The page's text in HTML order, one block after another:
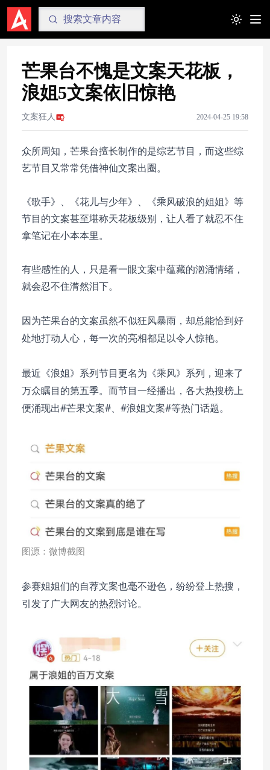
Toggle
芒果台不愧是文案天花板，
浪姐5文案依旧惊艳
文案狂人 2024-04-25 19:58
众所周知，芒果台擅长制作的是综艺节目，而这些综
艺节目又常常凭借神仙文案出圈。
《歌手》、《花儿与少年》、《乘风破浪的姐姐》等
节目的文案甚至堪称天花板级别，让人看了就忍不住
拿笔记在小本本里。
有些感性的人，只是看一眼文案中蕴藏的汹涌情绪，
就会忍不住潸然泪下。
因为芒果台的文案虽然不似狂风暴雨，却总能恰到好
处地打动人心，每一次的亮相都足以令人惊艳。
最近《浪姐》系列节目更名为《乘风》系列，迎来了
万众瞩目的第五季。而节目一经播出，各大热搜榜上
便涌现出#芒果文案#、#浪姐文案#等热门话题。
图源：微博截图
参赛姐姐们的自荐文案也毫不逊色，纷纷登上热搜，
引发了广大网友的热烈讨论。